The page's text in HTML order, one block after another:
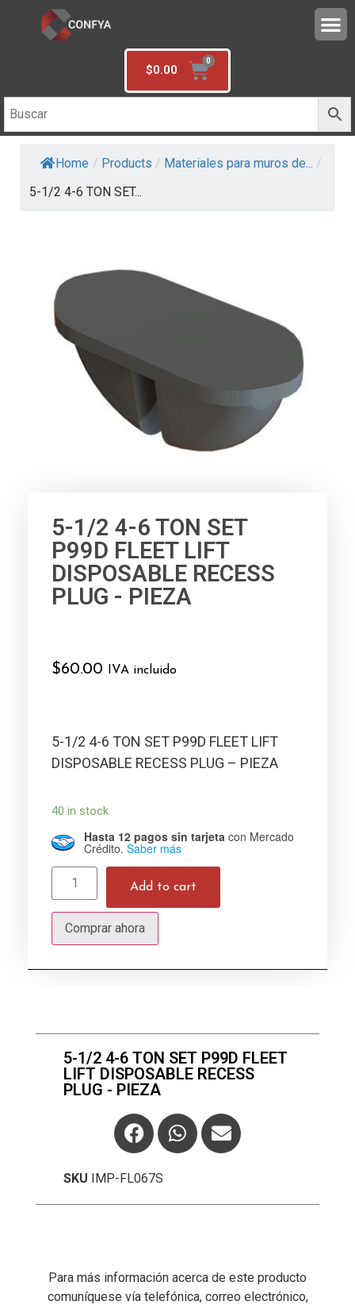
$0.00
Home / Products / Materiales para muros de... /
5-1/2 4-6 TON SET...
5-1/2 4-6 TON SET
P99D FLEET LIFT
DISPOSABLE RECESS
PLUG - PIEZA
$60.00 IVA incluido
5-1/2 4-6 TON SET P99D FLEET LIFT
DISPOSABLE RECESS PLUG – PIEZA
40 in stock
Hasta 12 pagos sin tarjeta con Mercado
Crédito. Saber más
Add to cart
Comprar ahora
5-1/2 4-6 TON SET P99D FLEET
LIFT DISPOSABLE RECESS
PLUG - PIEZA
SKU IMP-FL067S
Para más información acerca de este producto
comuníquese vía telefónica, correo electrónico,